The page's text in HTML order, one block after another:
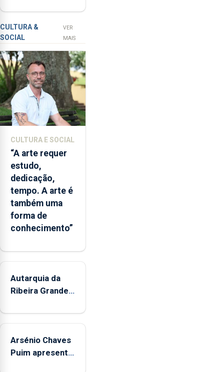
investimento
de
2,3
milhões
de
euros.
álcool na Região
CULTURA &
SOCIAL
VER
MAIS
CULTURA E SOCIAL
“A arte requer
estudo,
dedicação,
tempo. A arte é
também uma
forma de
conhecimento”
Autarquia da
Ribeira Grande
iniciativa
Verão"
Arsénio Chaves
Puim apresenta